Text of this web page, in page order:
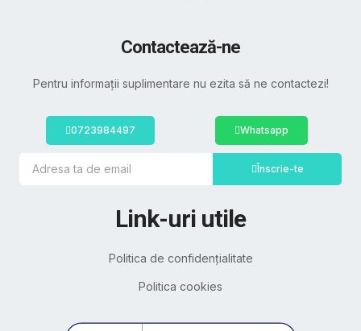
Contactează-ne
Pentru informații suplimentare nu ezita să ne contactezi!
0723984497 Whatsapp
Înscrie-te
Link-uri utile
Politica de confidențialitate
Politica cookies